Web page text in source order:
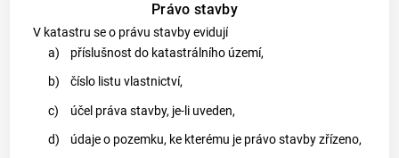
Právo stavby
V katastru se o právu stavby evidují
a)
příslušnost do katastrálního území,
b)
číslo listu vlastnictví,
c)
účel práva stavby, je-li uveden,
d)
údaje o pozemku, ke kterému je právo stavby zřízeno,